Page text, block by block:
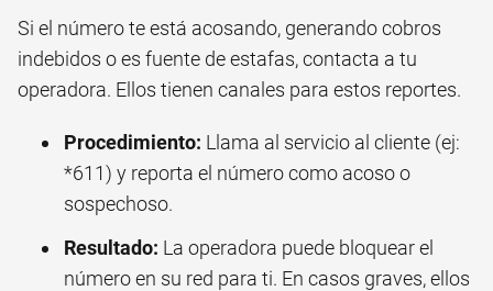
Si el número te está acosando, generando cobros
indebidos o es fuente de estafas, contacta a tu
operadora. Ellos tienen canales para estos reportes.
Procedimiento: Llama al servicio al cliente (ej:
*611) y reporta el número como acoso o
sospechoso.
Resultado: La operadora puede bloquear el
número en su red para ti. En casos graves, ellos